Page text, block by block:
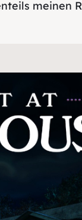
meinen